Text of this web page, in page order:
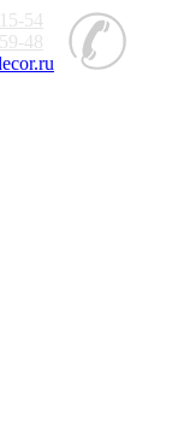
54
48